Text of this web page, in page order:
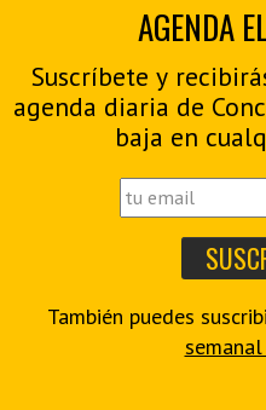
AGENDA
Suscríbete y
agenda diaria de
baja en
También puedes